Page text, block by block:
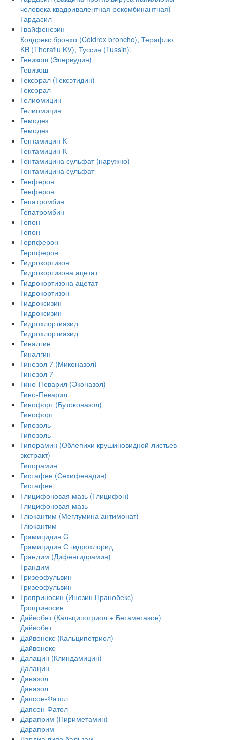
человека квадривалентная рекомбинантная)
Гардасил
Гвайфенезин
Колдрекс бронхо (Coldrex broncho), Терафлю
KB (Theraflu KV), Туссин (Tussin).
Гевизош (Эпервудин)
Гевизош
Гексорал (Гексэтидин)
Гексорал
Гелиомицин
Гелиомицин
Гемодез
Гемодез
Гентамицин-К
Гентамицин-К
Гентамицина сульфат (наружно)
Гентамицина сульфат
Генферон
Генферон
Гепатромбин
Гепатромбин
Гепон
Гепон
Герпферон
Герпферон
Гидрокортизон
Гидрокортизона ацетат
Гидрокортизона ацетат
Гидрокортизон
Гидроксизин
Гидроксизин
Гидрохлортиазид
Гидрохлортиазид
Гиналгин
Гиналгин
Гинезол 7 (Миконазол)
Гинезол 7
Гино-Певарил (Эконазол)
Гино-Певарил
Гинофорт (Бутоконазол)
Гинофорт
Гипозоль
Гипозоль
Гипорамин (Облепихи крушиновидной листьев
экстракт)
Гипорамин
Гистафен (Сехифенадин)
Гистафен
Глицифоновая мазь (Глицифон)
Глицифоновая мазь
Глюкантим (Меглумина антимонат)
Глюкантим
Грамицидин C
Грамицидин С гидрохлорид
Грандим (Дифенгидрамин)
Грандим
Гризеофульвин
Гризеофульвин
Гроприносин (Инозин Пранобекс)
Гроприносин
Дайвобет (Кальципотриол + Бетаметазон)
Дайвобет
Дайвонекс (Кальципотриол)
Дайвонекс
Далацин (Клиндамицин)
Далацин
Даназол
Даназол
Дапсон-Фатол
Дапсон-Фатол
Дараприм (Пириметамин)
Дараприм